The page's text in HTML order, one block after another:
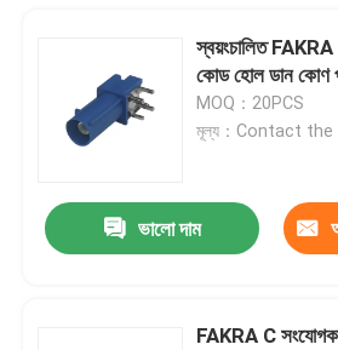
স্বয়ংচালিত
কোড হোল ডান কোণ
MOQ：20PCS
মূল্য：Contact the
ভালো দাম
FAKRA C